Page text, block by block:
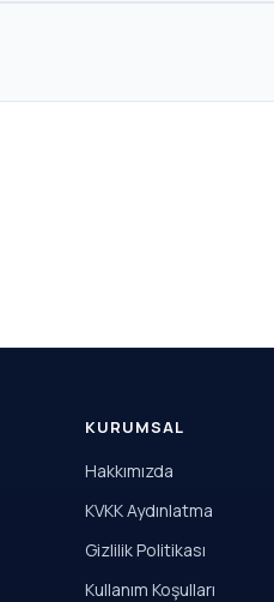
KURUMSAL
Hakkımızda
KVKK Aydınlatma
Gizlilik Politikası
Kullanım Koşulları